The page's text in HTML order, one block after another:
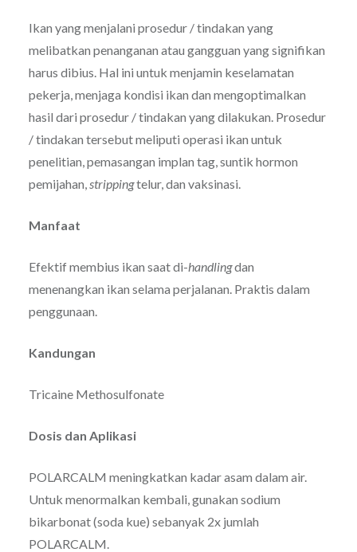
Ikan yang menjalani prosedur / tindakan yang
melibatkan penanganan atau gangguan yang signifikan
harus dibius. Hal ini untuk menjamin keselamatan
pekerja, menjaga kondisi ikan dan mengoptimalkan
hasil dari prosedur / tindakan yang dilakukan. Prosedur
/ tindakan tersebut meliputi operasi ikan untuk
penelitian, pemasangan implan tag, suntik hormon
pemijahan, strippingtelur, dan vaksinasi.
Manfaat
Efektif membius ikan saat di-handlingdan
menenangkan ikan selama perjalanan. Praktis dalam
penggunaan.
Kandungan
Tricaine Methosulfonate
Dosis dan Aplikasi
POLARCALM meningkatkan kadar asam dalam air.
Untuk menormalkan kembali, gunakan sodium
bikarbonat (soda kue) sebanyak 2x jumlah
POLARCALM.